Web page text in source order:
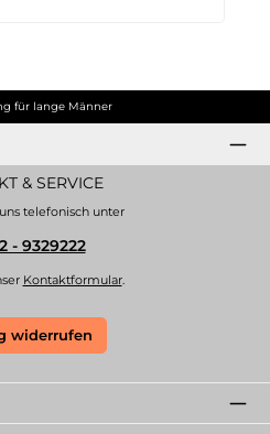
für lange Männer
& SERVICE
telefonisch unter
- 9329222
Kontaktformular.
widerrufen